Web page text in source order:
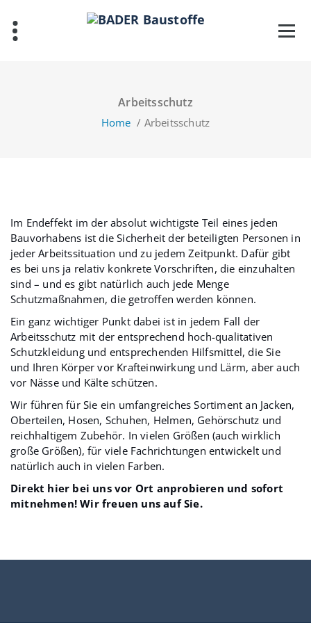
content
Arbeitsschutz
Home / Arbeitsschutz
Im Endeffekt im der absolut wichtigste Teil eines jeden
Bauvorhabens ist die Sicherheit der beteiligten Personen in
jeder Arbeitssituation und zu jedem Zeitpunkt. Dafür gibt
es bei uns ja relativ konkrete Vorschriften, die einzuhalten
sind – und es gibt natürlich auch jede Menge
Schutzmaßnahmen, die getroffen werden können.
Ein ganz wichtiger Punkt dabei ist in jedem Fall der
Arbeitsschutz mit der entsprechend hoch-qualitativen
Schutzkleidung und entsprechenden Hilfsmittel, die Sie
und Ihren Körper vor Krafteinwirkung und Lärm, aber auch
vor Nässe und Kälte schützen.
Wir führen für Sie ein umfangreiches Sortiment an Jacken,
Oberteilen, Hosen, Schuhen, Helmen, Gehörschutz und
reichhaltigem Zubehör. In vielen Größen (auch wirklich
große Größen), für viele Fachrichtungen entwickelt und
natürlich auch in vielen Farben.
Direkt hier bei uns vor Ort anprobieren und sofort
mitnehmen! Wir freuen uns auf Sie.